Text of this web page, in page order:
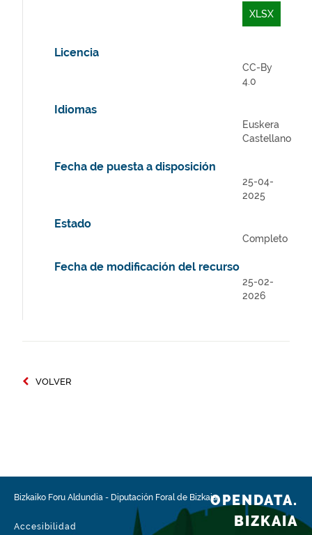
XLSX
Licencia
CC-By
4.0
Idiomas
Euskera
Castellano
Fecha de puesta a disposición
25-04-
2025
Estado
Completo
Fecha de modificación del recurso
25-02-
2026
VOLVER
Bizkaiko Foru Aldundia - Diputación Foral de Bizkaia
Accesibilidad
OPENDATA.
BIZKAIA